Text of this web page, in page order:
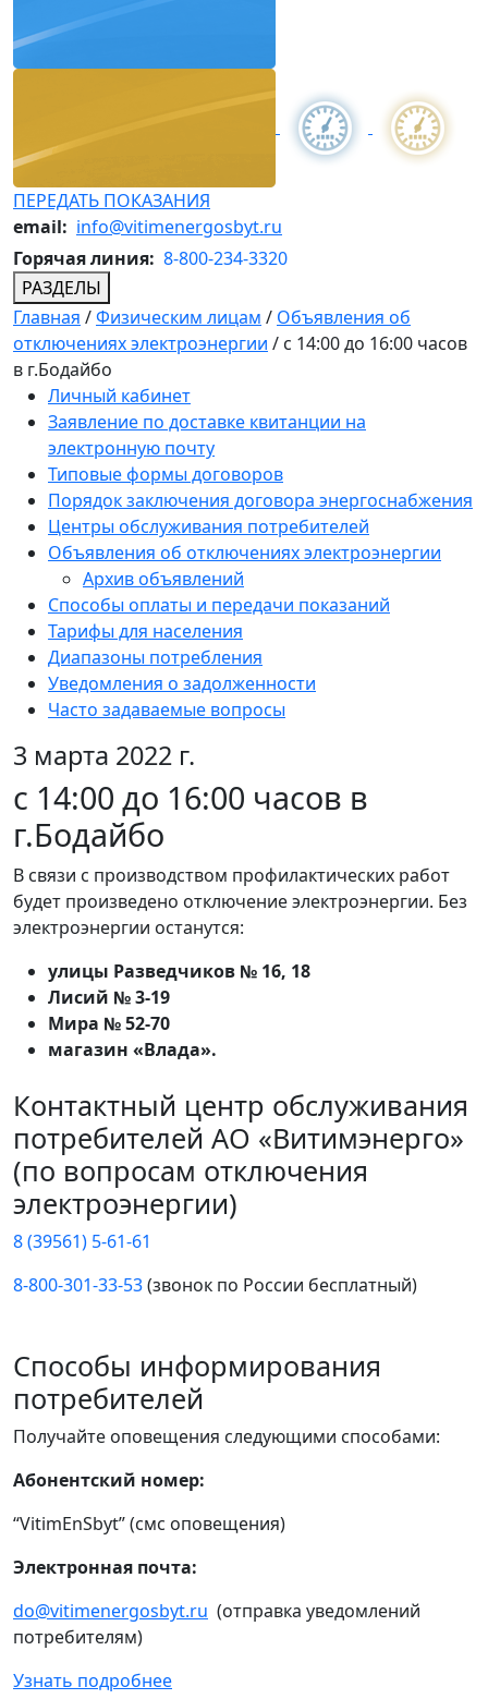
ПЕРЕДАТЬ ПОКАЗАНИЯ
email: info@vitimenergosbyt.ru
Горячая линия: 8-800-234-3320
РАЗДЕЛЫ
Главная /Физическим лицам / Объявления об
отключениях электроэнергии / c 14:00 до 16:00 часов
в г.Бодайбо
Личный кабинет
Заявление по доставке квитанции на
электронную почту
Типовые формы договоров
Порядок заключения договора энергоснабжения
Центры обслуживания потребителей
Объявления об отключениях электроэнергии
Архив объявлений
Способы оплаты и передачи показаний
Тарифы для населения
Диапазоны потребления
Уведомления о задолженности
Часто задаваемые вопросы
3 марта 2022 г.
c 14:00 до 16:00 часов в
г.Бодайбо
В связи с производством профилактических работ
будет произведено отключение электроэнергии. Без
электроэнергии останутся:
улицы Разведчиков № 16, 18
Лисий № 3-19
Мира № 52-70
магазин «Влада».
Контактный центр обслуживания
потребителей АО «Витимэнерго»
(по вопросам отключения
электроэнергии)
8 (39561) 5-61-61
8-800-301-33-53(звонок по России бесплатный)
Способы информирования
потребителей
Получайте оповещения следующими способами:
Абонентский номер:
“VitimEnSbyt” (смс оповещения)
Электронная почта:
do@vitimenergosbyt.ru (отправка уведомлений
потребителям)
Узнать подробнее